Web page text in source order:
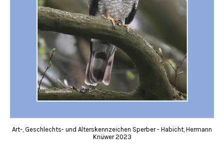
Art-, Geschlechts- und Alterskennzeichen Sperber - Habicht, Hermann
Knüwer 2023